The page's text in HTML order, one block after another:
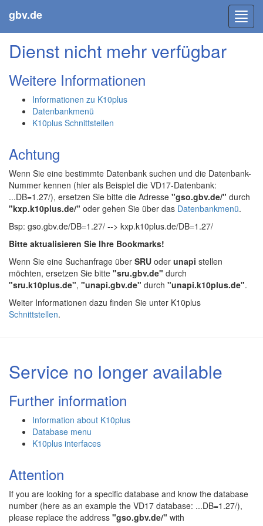
gbv.de
Dienst nicht mehr verfügbar
Weitere Informationen
Informationen zu K10plus
Datenbankmenü
K10plus Schnittstellen
Achtung
Wenn Sie eine bestimmte Datenbank suchen und die Datenbank-
Nummer kennen (hier als Beispiel die VD17-Datenbank:
...DB=1.27/), ersetzen Sie bitte die Adresse "gso.gbv.de/" durch
"kxp.k10plus.de/" oder gehen Sie über das Datenbankmenü.
Bsp: gso.gbv.de/DB=1.27/ --> kxp.k10plus.de/DB=1.27/
Bitte aktualisieren Sie Ihre Bookmarks!
Wenn Sie eine Suchanfrage über SRU oder unapi stellen
möchten, ersetzen Sie bitte "sru.gbv.de" durch
"sru.k10plus.de", "unapi.gbv.de" durch "unapi.k10plus.de".
Weiter Informationen dazu finden Sie unter K10plus
Schnittstellen.
Service no longer available
Further information
Information about K10plus
Database menu
K10plus interfaces
Attention
If you are looking for a specific database and know the database
number (here as an example the VD17 database: ...DB=1.27/),
please replace the address "gso.gbv.de/" with